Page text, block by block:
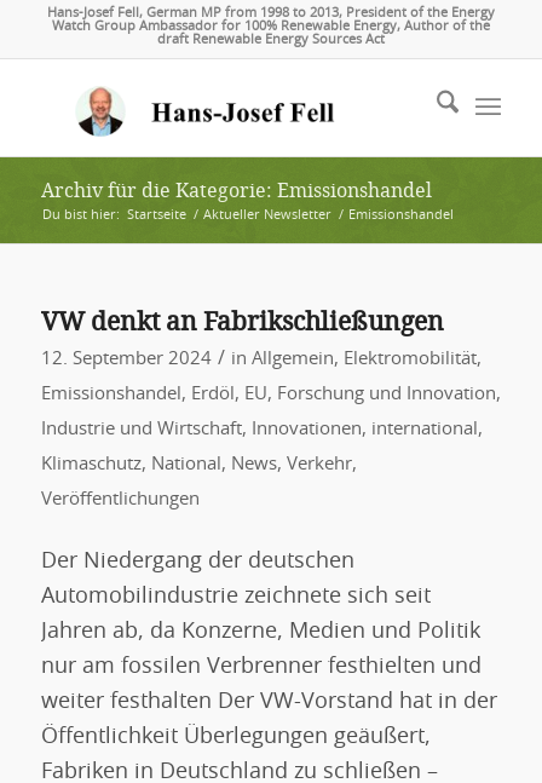
Hans-Josef Fell, German MP from 1998 to 2013, President of the Energy
Watch Group Ambassador for 100% Renewable Energy, Author of the
draft Renewable Energy Sources Act
Archiv für die Kategorie: Emissionshandel
Du bist hier: Startseite / Aktueller Newsletter / Emissionshandel
VW denkt an Fabrikschließungen
12. September 2024 / in Allgemein, Elektromobilität,
Emissionshandel , Erdöl , EU, Forschung und Innovation,
Industrie und Wirtschaft, Innovationen, international ,
Klimaschutz, National , News, Verkehr,
Veröffentlichungen
Der Niedergang der deutschen
Automobilindustrie zeichnete sich seit
Jahren ab, da Konzerne, Medien und Politik
nur am fossilen Verbrenner festhielten und
weiter festhalten Der VW-Vorstand hat in der
Öffentlichkeit Überlegungen geäußert,
Fabriken in Deutschland zu schließen –